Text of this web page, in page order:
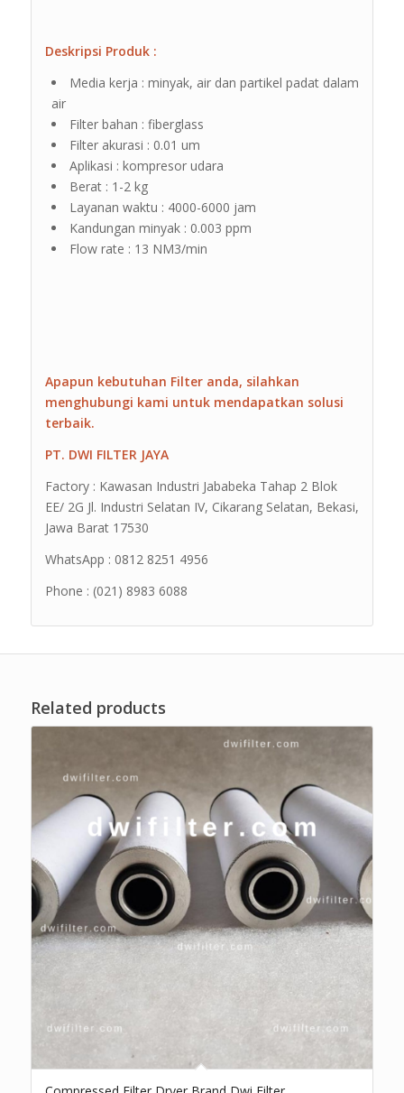
Deskripsi Produk :
Media kerja : minyak, air dan partikel padat dalam
air
Filter bahan : fiberglass
Filter akurasi : 0.01 um
Aplikasi : kompresor udara
Berat : 1-2 kg
Layanan waktu : 4000-6000 jam
Kandungan minyak : 0.003 ppm
Flow rate : 13 NM3/min
Apapun kebutuhan Filter anda, silahkan
menghubungi kami untuk mendapatkan solusi
terbaik.
PT. DWI FILTER JAYA
Factory : Kawasan Industri Jababeka Tahap 2 Blok
EE/ 2G Jl. Industri Selatan IV, Cikarang Selatan, Bekasi,
Jawa Barat 17530
WhatsApp : 0812 8251 4956
Phone : (021) 8983 6088
Related products